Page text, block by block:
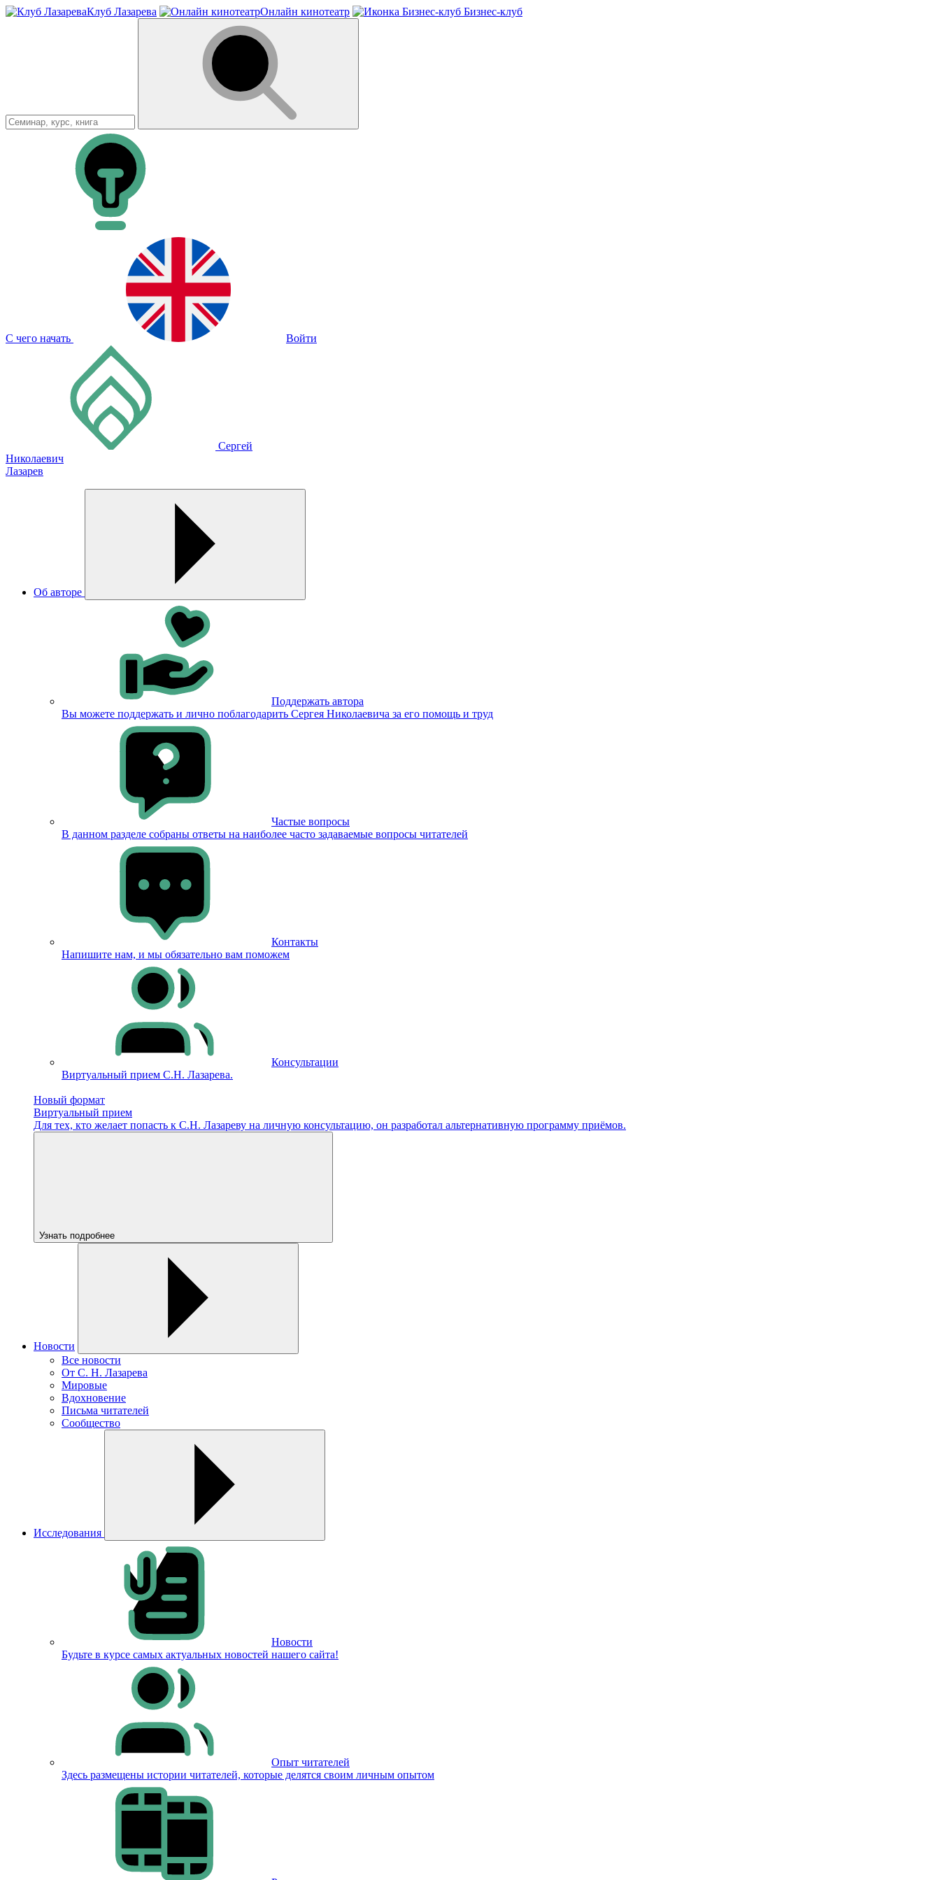
Клуб Лазарева Онлайн кинотеатр Бизнес-клуб
С чего начать Войти
Сергей
Николаевич
Лазарев
Об авторе
Поддержать автора
Вы можете поддержать и лично поблагодарить Сергея Николаевича за его помощь и труд
Частые вопросы
В данном разделе собраны ответы на наиболее часто задаваемые вопросы читателей
Контакты
Напишите нам, и мы обязательно вам поможем
Консультации
Виртуальный прием С.Н. Лазарева.
Новый формат
Виртуальный прием
Для тех, кто желает попасть к С.Н. Лазареву на личную консультацию, он разработал альтернативную программу приёмов.
Узнать подробнее
Новости
Все новости
От С. Н. Лазарева
Мировые
Вдохновение
Письма читателей
Сообщество
Исследования
Новости
Будьте в курсе самых актуальных новостей нашего сайта!
Опыт читателей
Здесь размещены истории читателей, которые делятся своим личным опытом